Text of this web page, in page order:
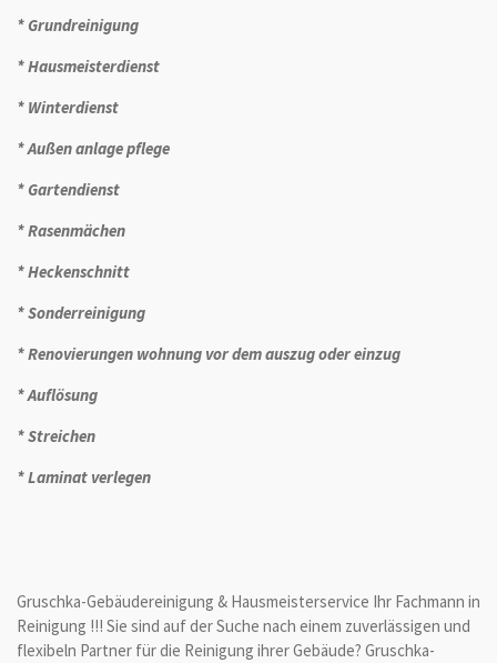
* Grundreinigung
* Hausmeisterdienst
* Winterdienst
* Außen anlage pflege
* Gartendienst
* Rasenmächen
* Heckenschnitt
* Sonderreinigung
* Renovierungen wohnung vor dem auszug oder einzug
* Auflösung
* Streichen
* Laminat verlegen
Gruschka-Gebäudereinigung & Hausmeisterservice Ihr Fachmann in
Reinigung !!! Sie sind auf der Suche nach einem zuverlässigen und
flexibeln Partner für die Reinigung ihrer Gebäude? Gruschka-